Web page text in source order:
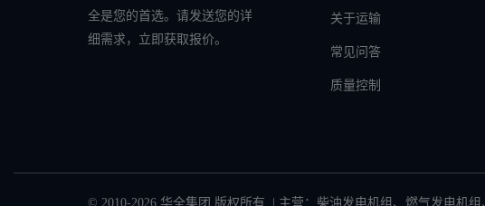
全是您的首选。请发送您的详
细需求，立即获取报价。
关于运输
常见问答
质量控制
© 2010-2026 华全集团 版权所有 | 主营： 柴油发电机组 、 燃气发电机组